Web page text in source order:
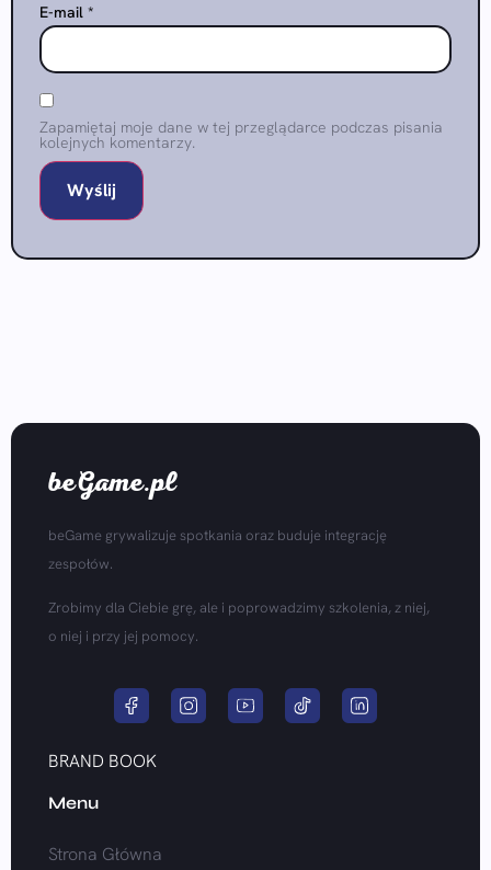
E-mail *
Zapamiętaj moje dane w tej przeglądarce podczas pisania
kolejnych komentarzy.
beGame.pl
beGame grywalizuje spotkania oraz buduje integrację
zespołów.
Zrobimy dla Ciebie grę, ale i poprowadzimy szkolenia, z niej,
o niej i przy jej pomocy.
BRAND BOOK
Menu
Strona Główna